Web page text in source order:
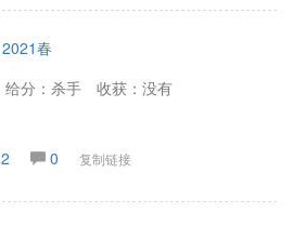
2021春
给分：杀手
收获：没有
2 0 复制链接